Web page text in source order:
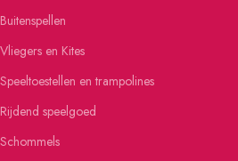
Buitenspellen
Vliegers en Kites
Speeltoestellen en trampolines
Rijdend speelgoed
Schommels